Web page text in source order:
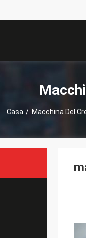
Casa / Macchina Del